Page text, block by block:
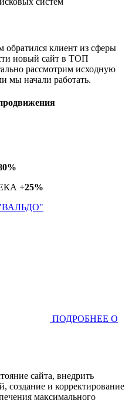
обратился клиент из сферы
новый сайт в ТОП
рассмотрим исходную
мы начали работать.
+25%
ПОДРОБНЕЕ О
сайта, внедрить
создание и корректирование
максимального